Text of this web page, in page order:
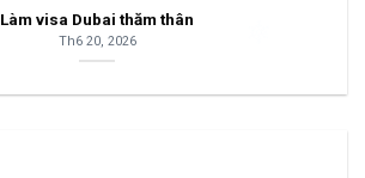
Làm visa Dubai thăm thân
Th6 20, 2026